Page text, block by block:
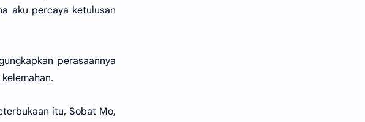
aku percaya ketulusan
perasaannya
itu, Sobat Mo,